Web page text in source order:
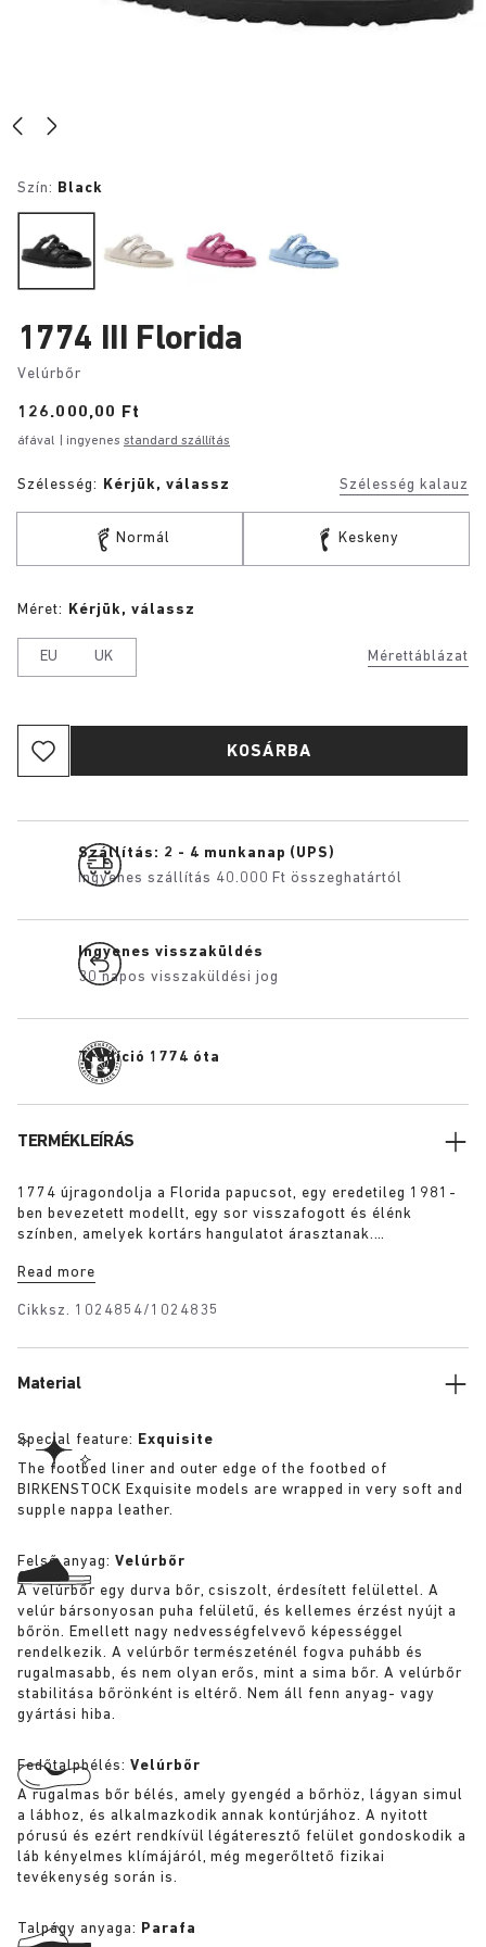
Szín: Black
1774 III Florida
Velúrbőr
Price:
126.000,00 Ft
áfával | ingyenes standard szállítás
Szélesség: Kérjük, válassz Szélesség kalauz
Normál Keskeny
Mérettáblázat
Méret: Kérjük, válassz
EU UK
KOSÁRBA
Szállítás: 2 - 4 munkanap (UPS)
Ingyenes szállítás 40.000 Ft összeghatártól
Ingyenes visszaküldés
30 napos visszaküldési jog
Tradíció 1774 óta
TERMÉKLEÍRÁS
1774 újragondolja a Florida papucsot, egy eredetileg 1981-
ben bevezetett modellt, egy sor visszafogott és élénk
színben, amelyek kortárs hangulatot árasztanak.
nyersanyagokból kézzel készített papucs három keskeny
érdekében.
Read more
Cikksz. 1024854/1024835
Material
Special feature: Exquisite
The footbed liner and outer edge of the footbed of
BIRKENSTOCK Exquisite models are wrapped in very soft and
supple nappa leather.
Felső anyag: Velúrbőr
A velúrbőr egy durva bőr, csiszolt, érdesített felülettel. A
velúr bársonyosan puha felületű, és kellemes érzést nyújt a
bőrön. Emellett nagy nedvességfelvevő képességgel
rendelkezik. A velúrbőr természeténél fogva puhább és
rugalmasabb, és nem olyan erős, mint a sima bőr. A velúrbőr
stabilitása bőrönként is eltérő. Nem áll fenn anyag- vagy
gyártási hiba.
Fedőtalpbélés: Velúrbőr
A rugalmas bőr bélés, amely gyengéd a bőrhöz, lágyan simul
a lábhoz, és alkalmazkodik annak kontúrjához. A nyitott
pórusú és ezért rendkívül légáteresztő felület gondoskodik a
láb kényelmes klímájáról, még megerőltető fizikai
tevékenység során is.
Talpágy anyaga: Parafa